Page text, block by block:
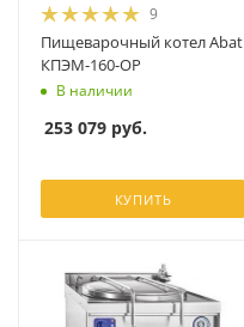
9
Пищеварочный котел Abat
КПЭМ-160-ОР
В наличии
253 079 руб.
КУПИТЬ